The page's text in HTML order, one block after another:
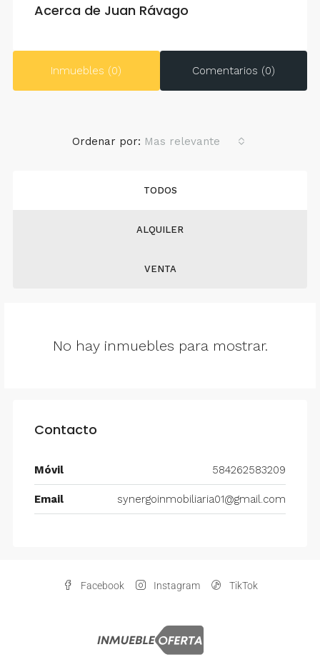
Acerca de Juan Rávago
Inmuebles (0) Comentarios (0)
TODOS
ALQUILER
VENTA
Ordenar por: Mas relevante
No hay inmuebles para mostrar.
Contacto
Móvil 584262583209
Email synergoinmobiliaria01@gmail.com
Facebook Instagram TikTok